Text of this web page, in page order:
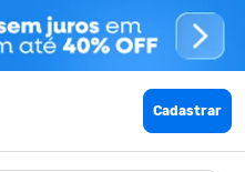
Cadastrar